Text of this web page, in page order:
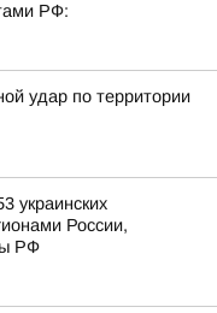
РФ:
удар по территории
украинских
России,
РФ